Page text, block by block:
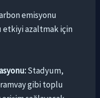
emisyonu
etkiyi azaltmak için
Stadyum,
gibi toplu